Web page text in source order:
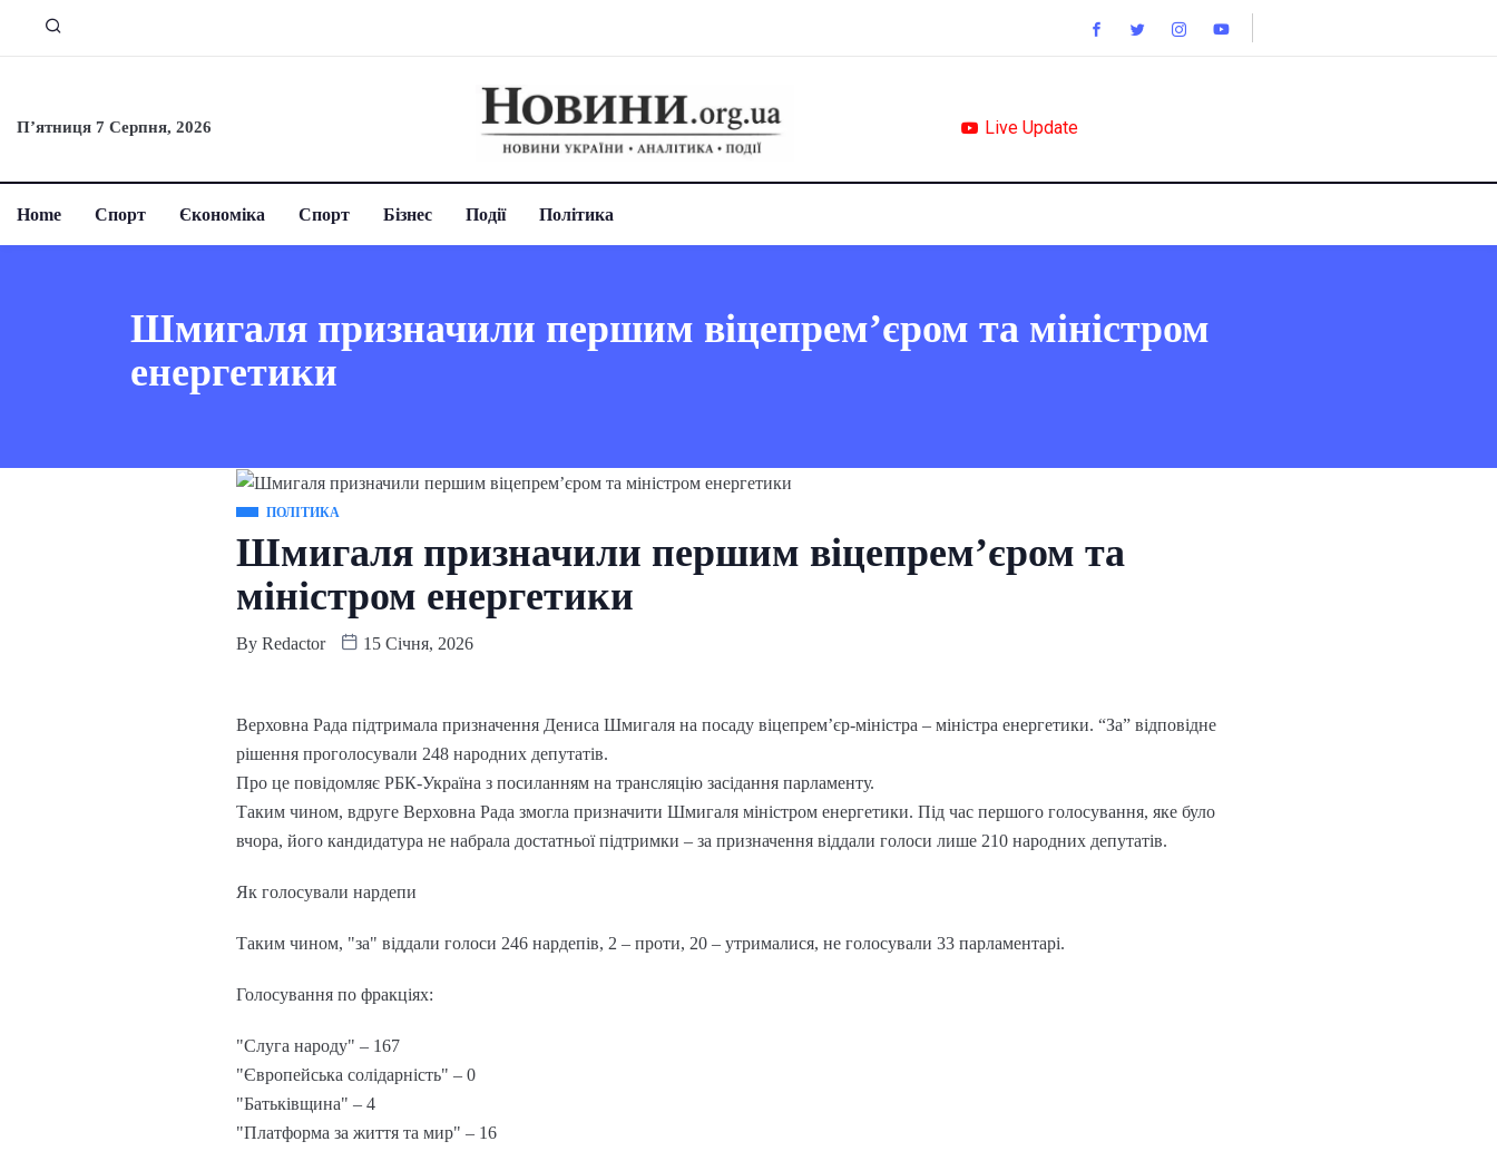
П’ятниця 7 Серпня, 2026 Live Update
Home Спорт Єкономіка Спорт Бізнес Події Політика
Шмигаля призначили першим віцепрем’єром та міністром
енергетики
ПОЛІТИКА
Шмигаля призначили першим віцепрем’єром та
міністром енергетики
By Redactor 15 Січня, 2026
Верховна Рада підтримала призначення Дениса Шмигаля на посаду віцепрем’єр-міністра – міністра енергетики. “За” відповідне
рішення проголосували 248 народних депутатів.
Про це повідомляє РБК-Україна з посиланням на трансляцію засідання парламенту.
Таким чином, вдруге Верховна Рада змогла призначити Шмигаля міністром енергетики. Під час першого голосування, яке було
вчора, його кандидатура не набрала достатньої підтримки – за призначення віддали голоси лише 210 народних депутатів.
Як голосували нардепи
Таким чином, "за" віддали голоси 246 нардепів, 2 – проти, 20 – утрималися, не голосували 33 парламентарі.
Голосування по фракціях:
"Слуга народу" – 167
"Європейська солідарність" – 0
"Батьківщина" – 4
"Платформа за життя та мир" – 16